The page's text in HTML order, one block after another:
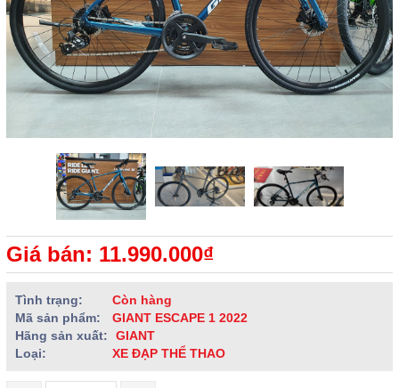
Giá bán: 11.990.000₫
Tình trạng:
Còn hàng
Mã sản phẩm:
GIANT ESCAPE 1 2022
Hãng sản xuất:
GIANT
Loại:
XE ĐẠP THỂ THAO